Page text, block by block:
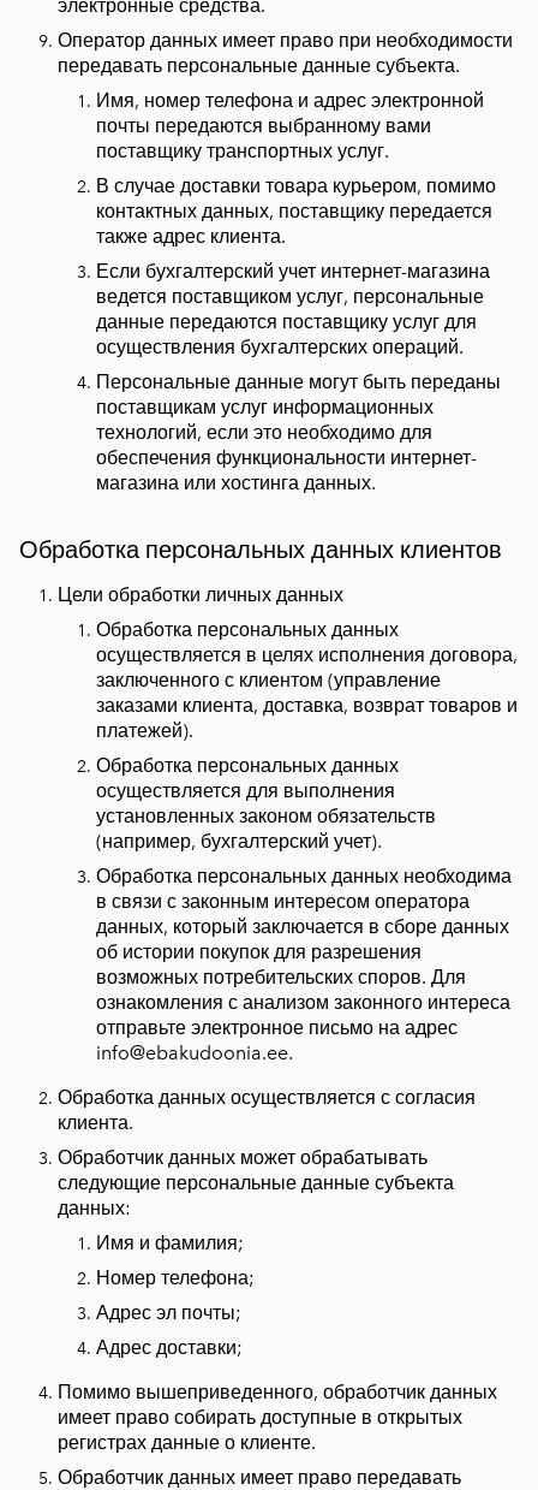
электронные средства.
Оператор данных имеет право при необходимости
передавать персональные данные субъекта.
Имя, номер телефона и адрес электронной
почты передаются выбранному вами
поставщику транспортных услуг.
В случае доставки товара курьером, помимо
контактных данных, поставщику передается
также адрес клиента.
Если бухгалтерский учет интернет-магазина
ведется поставщиком услуг, персональные
данные передаются поставщику услуг для
осуществления бухгалтерских операций.
Персональные данные могут быть переданы
поставщикам услуг информационных
технологий, если это необходимо для
обеспечения функциональности интернет-
магазина или хостинга данных.
Обработка персональных данных клиентов
Цели обработки личных данных
Обработка персональных данных
осуществляется в целях исполнения договора,
заключенного с клиентом (управление
заказами клиента, доставка, возврат товаров и
платежей).
Обработка персональных данных
осуществляется для выполнения
установленных законом обязательств
(например, бухгалтерский учет).
Обработка персональных данных необходима
в связи с законным интересом оператора
данных, который заключается в сборе данных
об истории покупок для разрешения
возможных потребительских споров. Для
ознакомления с анализом законного интереса
отправьте электронное письмо на адрес
info@ebakudoonia.ee.
Обработка данных осуществляется с согласия
клиента.
Обработчик данных может обрабатывать
следующие персональные данные субъекта
данных:
Имя и фамилия;
Номер телефона;
Адрес эл почты;
Адрес доставки;
Помимо вышеприведенного, обработчик данных
имеет право собирать доступные в открытых
регистрах данные о клиенте.
Обработчик данных имеет право передавать